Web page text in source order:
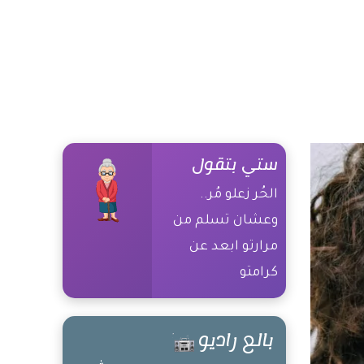
ستي بتقول
الحُر زعلو مُر..
وعشان تسلم من
مرارتو ابعد عن
كرامتو
بالع راديو